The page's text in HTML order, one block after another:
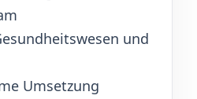
und
Umsetzung